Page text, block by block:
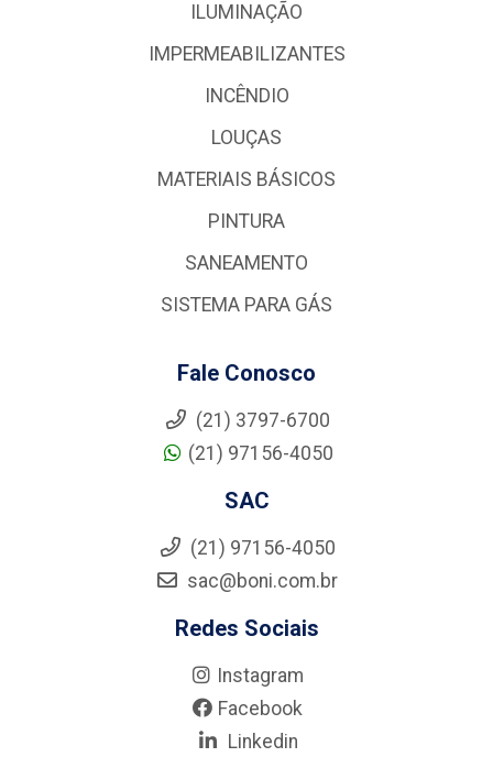
ILUMINAÇÃO
IMPERMEABILIZANTES
INCÊNDIO
LOUÇAS
MATERIAIS BÁSICOS
PINTURA
SANEAMENTO
SISTEMA PARA GÁS
Fale Conosco
(21) 3797-6700
(21) 97156-4050
SAC
(21) 97156-4050
sac@boni.com.br
Redes Sociais
Instagram
Facebook
Linkedin